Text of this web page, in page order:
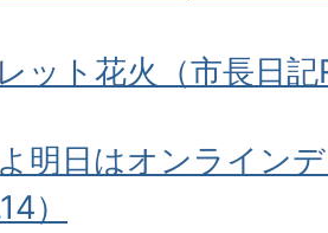
ット花火（市長日記
明日はオンライン
）